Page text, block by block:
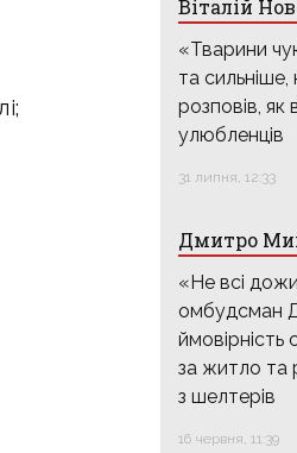
Віталій
«Тварини
та
розповів, як
улюбленців
31 липня, 12:33
Дмитро
«Не всі
омбудсман
ймовірність
за житло та
з шелтерів
16 червня, 11:39